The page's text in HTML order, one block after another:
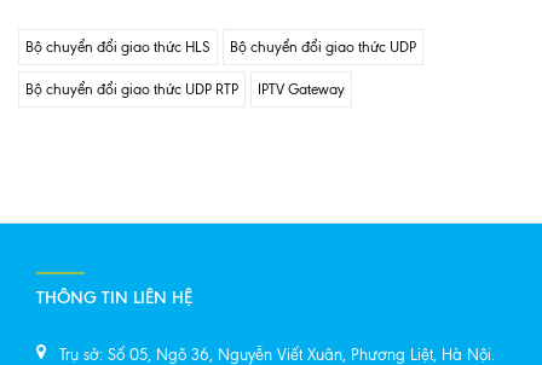
Bộ chuyển đổi giao thức HLS Bộ chuyển đổi giao thức UDP
Bộ chuyển đổi giao thức UDP RTP IPTV Gateway
THÔNG TIN LIÊN HỆ
Trụ sở: Số 05, Ngõ 36, Nguyễn Viết Xuân, Phương Liệt, Hà Nội.